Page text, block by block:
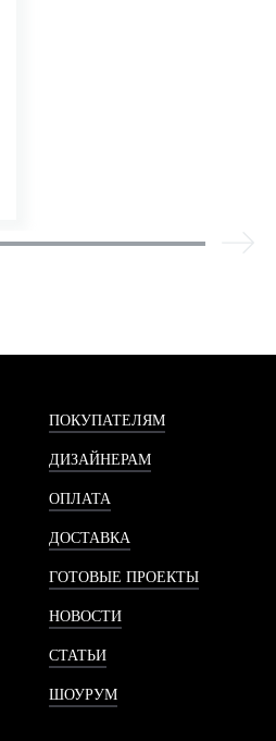
ПОКУПАТЕЛЯМ
ДИЗАЙНЕРАМ
ОПЛАТА
ДОСТАВКА
ГОТОВЫЕ ПРОЕКТЫ
НОВОСТИ
СТАТЬИ
ШОУРУМ